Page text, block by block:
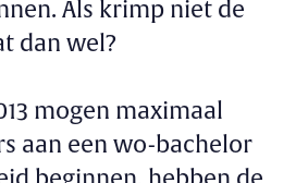
Als krimp niet de
dan wel?
mogen maximaal
aan een wo-bachelor